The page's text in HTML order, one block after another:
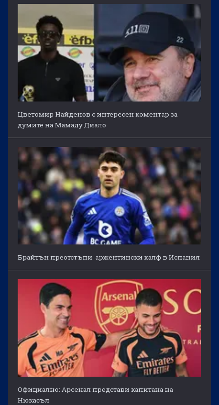
Цветомир Найденов с интересен коментар за
думите на Мамаду Диало
Брайтън преотстъпи аржентински халф в Испания
Официално: Арсенал представи капитана на
Нюкасъл